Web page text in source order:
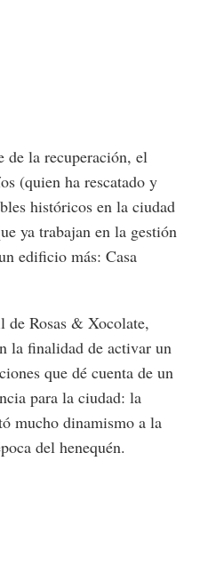
de la recuperación, el
(quien ha rescatado y
históricos en la ciudad
ya trabajan en la gestión
edificio más: Casa
de Rosas & Xocolate,
la finalidad de activar un
que dé cuenta de un
para la ciudad: la
mucho dinamismo a la
del henequén.